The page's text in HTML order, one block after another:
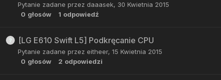
Pytanie zadane przez daaasek, 30 Kwietnia 2015
0 głosów 1 odpowiedź
[LG E610 Swift L5] Podkręcanie CPU
Pytanie zadane przez eitheer, 15 Kwietnia 2015
0 głosów 2 odpowiedzi